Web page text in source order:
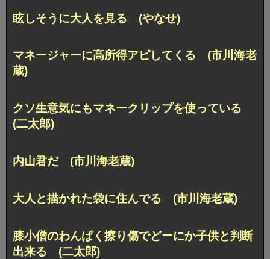
眩しそうに大人を見る (やなせ)
マネージャーに高所得アピしてくる (市川海老
蔵)
クソ生意気にもマネークリップを使っている
(二太郎)
内山君だ (市川海老蔵)
大人と描かれた袋に住んでる (市川海老蔵)
膝小僧のわんぱく擦り傷でどーにか子供と判断
出来る (二太郎)